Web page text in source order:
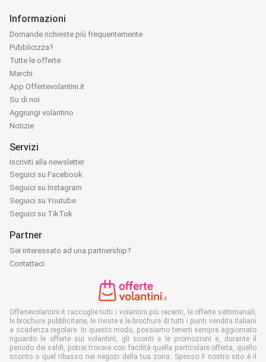
Informazioni
Domande richieste più frequentemente
Pubblicizza?
Tutte le offerte
Marchi
App Offertevolantini.it
Su di noi
Aggiungi volantino
Notizie
Servizi
Iscriviti alla newsletter
Seguici su Facebook
Seguici su Instagram
Seguici su Youtube
Seguici su TikTok
Partner
Sei interessato ad una partnership?
Contattaci
Offertevolantini.it raccoglie tutti i volantini più recenti, le offerte settimanali,
le brochure pubblicitarie, le riviste e le brochure di tutti i punti vendita italiani
a scadenza regolare. In questo modo, possiamo tenerti sempre aggiornato
riguardo le offerte sui volantini, gli sconti e le promozioni e, durante il
periodo dei saldi, potrai trovare con facilità quella particolare offerta, quello
sconto o quel ribasso nei negozi della tua zona. Spesso il nostro sito è il